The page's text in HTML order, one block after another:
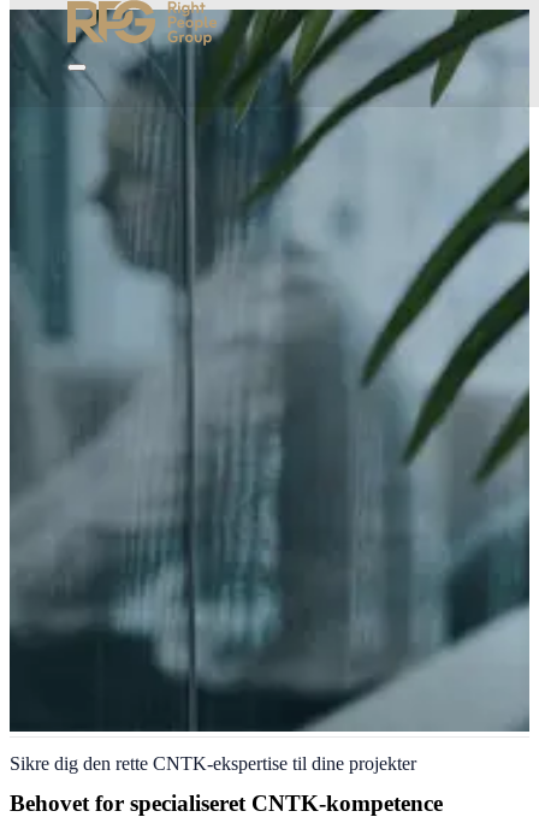
CNTK-specialist
Sikre dig den rette CNTK-ekspertise til dine projekter
Behovet for specialiseret CNTK-kompetence